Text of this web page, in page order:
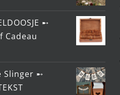
➸
Cadeau
Slinger ➸